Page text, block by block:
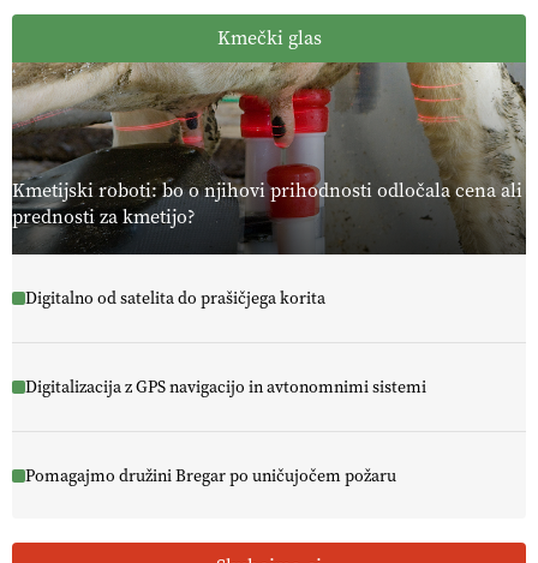
Kmečki glas
Kmetijski roboti: bo o njihovi prihodnosti odločala cena ali
prednosti za kmetijo?
Digitalno od satelita do prašičjega korita
Digitalizacija z GPS navigacijo in avtonomnimi sistemi
Pomagajmo družini Bregar po uničujočem požaru